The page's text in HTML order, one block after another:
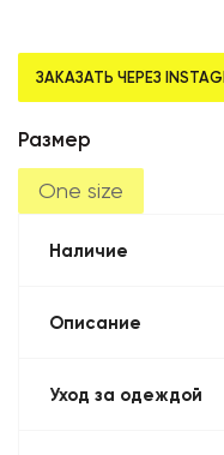
ЗАКАЗАТЬ ЧЕРЕЗ
Размер
One size
Наличие
Описание
Уход за одеждой